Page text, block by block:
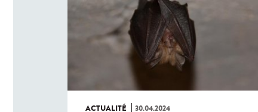
ACTUALITÉ 30.04.2024